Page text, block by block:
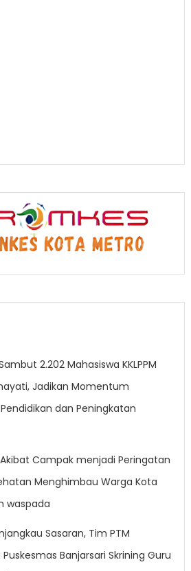
2.202 Mahasiswa KKLPPM
Jadikan Momentum
dan Peningkatan
Campak menjadi Peringatan
Menghimbau Warga Kota
waspada
Sasaran, Tim PTM
Banjarsari Skrining Guru